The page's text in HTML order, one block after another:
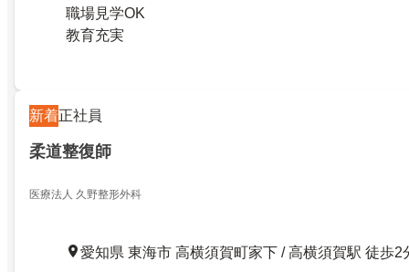
職場見学OK
教育充実
新着正社員
柔道整復師
医療法人 久野整形外科
愛知県 東海市 高横須賀町家下 / 高横須賀駅 徒歩2